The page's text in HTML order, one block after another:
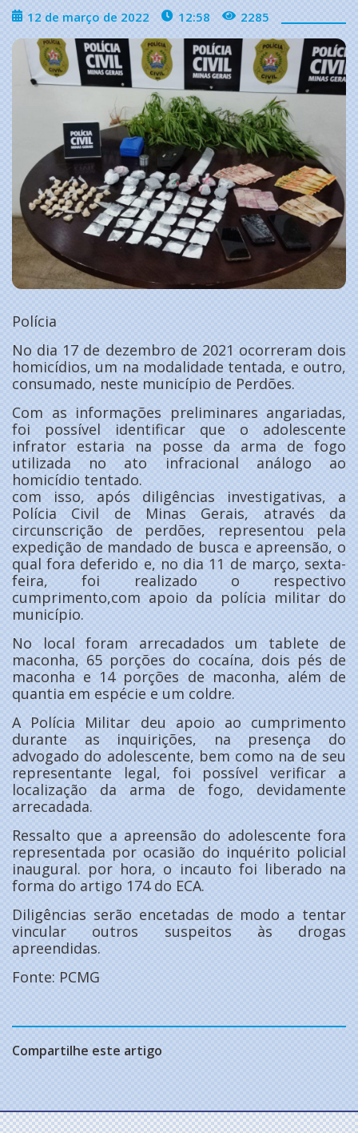
12 de março de 2022 12:58 2285
Polícia
No dia 17 de dezembro de 2021 ocorreram dois
homicídios, um na modalidade tentada, e outro,
consumado, neste município de Perdões.
Com as informações preliminares angariadas,
foi possível identificar que o adolescente
infrator estaria na posse da arma de fogo
utilizada no ato infracional análogo ao
homicídio tentado.
com isso, após diligências investigativas, a
Polícia Civil de Minas Gerais, através da
circunscrição de perdões, representou pela
expedição de mandado de busca e apreensão, o
qual fora deferido e, no dia 11 de março, sexta-
feira, foi realizado o respectivo
cumprimento,com apoio da polícia militar do
município.
No local foram arrecadados um tablete de
maconha, 65 porções do cocaína, dois pés de
maconha e 14 porções de maconha, além de
quantia em espécie e um coldre.
A Polícia Militar deu apoio ao cumprimento
durante as inquirições, na presença do
advogado do adolescente, bem como na de seu
representante legal, foi possível verificar a
localização da arma de fogo, devidamente
arrecadada.
Ressalto que a apreensão do adolescente fora
representada por ocasião do inquérito policial
inaugural. por hora, o incauto foi liberado na
forma do artigo 174 do ECA.
Diligências serão encetadas de modo a tentar
vincular outros suspeitos às drogas
apreendidas.
Fonte: PCMG
Compartilhe este artigo